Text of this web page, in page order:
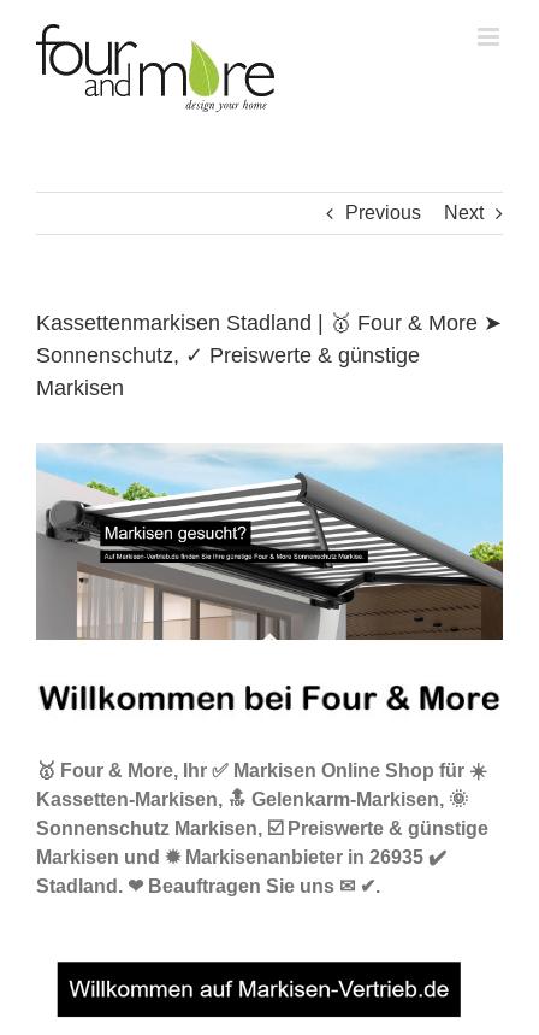
content
Previous Next
Kassettenmarkisen Stadland | 🥇 Four & More ➤
Sonnenschutz, ✓ Preiswerte & günstige
Markisen
🥇 Four & More, Ihr ✅ Markisen Online Shop für ☀️
Kassetten-Markisen, 🔝 Gelenkarm-Markisen, 🌞
Sonnenschutz Markisen, ☑️ Preiswerte & günstige
Markisen und ✹ Markisenanbieter in 26935 ✔️
Stadland. ❤ Beauftragen Sie uns ✉ ✔.